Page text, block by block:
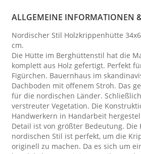
ALLGEMEINE INFORMATIONEN
Nordischer Stil Holzkrippenhütte
cm.
Die Hütte im Berghüttenstil hat die
komplett aus Holz gefertigt. Perfekt
Figürchen. Bauernhaus im
Dachboden mit offenem Stroh. Das
für die nordischen Länder.
verstreuter Vegetation. Die
Handwerkern in Handarbeit
Detail ist von größter Bedeutung.
nordischen Stil ist perfekt, um die
originell zu machen. Da es sich um